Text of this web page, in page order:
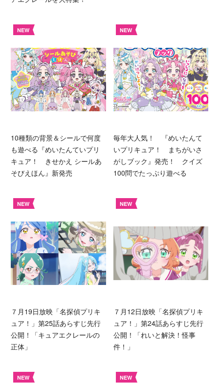
NEW
10種類の背景＆シールで何度
も遊べる『めいたんていプリ
キュア！ きせかえ シールあ
そびえほん』新発売
NEW
毎年大人気！ 『めいたんて
いプリキュア！ まちがいさ
がしブック』発売！ クイズ
100問でたっぷり遊べる
NEW
７月19日放映「名探偵プリキ
ュア！」第25話あらすじ先行
公開！「キュアエクレールの
正体」
NEW
７月12日放映「名探偵プリキ
ュア！」第24話あらすじ先行
公開！「れいと解決！怪事
件！」
NEW NEW